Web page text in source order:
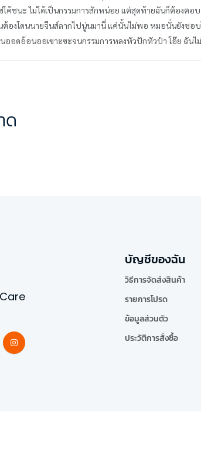
โค้ชนะ ไม่ได้เป็นกรรมการสักหน่อย แต่สุดท้ายฉันก็ต้องตอ
ต้องโดนนายจีนส์ลากไปนู่นมานี่ แค่นั้นไม่พอ หมอนั่นยังชอ
ออดอ้อนออเซาะซะจนกรรมการหลงหัวปักหัวปำ โอ๊ย ฉันไ
ด
บัญชีของฉัน
วิธีการจัดส่งสินค้า
รายการโปรด
ข้อมูลส่วนตัว
ประวัติการสั่งซื้อ